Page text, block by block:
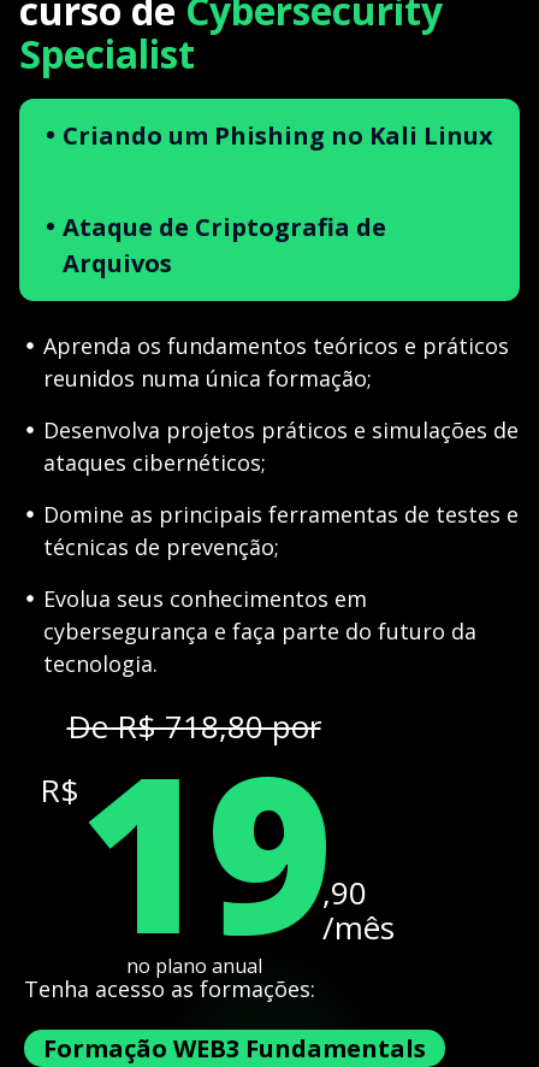
Specialist
Criando um Phishing no Kali Linux
Ataque de Criptografia de
Arquivos
Aprenda os fundamentos teóricos e práticos
reunidos numa única formação;
Desenvolva projetos práticos e simulações de
ataques cibernéticos;
Domine as principais ferramentas de testes e
técnicas de prevenção;
Evolua seus conhecimentos em
cybersegurança e faça parte do futuro da
tecnologia.
De R$ 718,80 por
R$ 19,90
/mês
no plano anual
Tenha acesso as formações:
Formação WEB3 Fundamentals